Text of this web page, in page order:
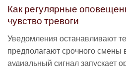
Как регулярные
чувство тревоги
Уведомления останавливают
предполагают срочного
аудиальный сигнал запускает